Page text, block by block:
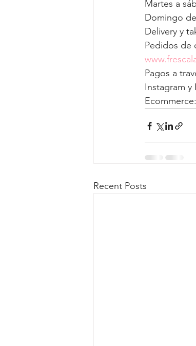
Martes a
Domingo
Delivery y
Pedidos de
Pagos a
Instagram y
Ecommerce:
Recent Posts